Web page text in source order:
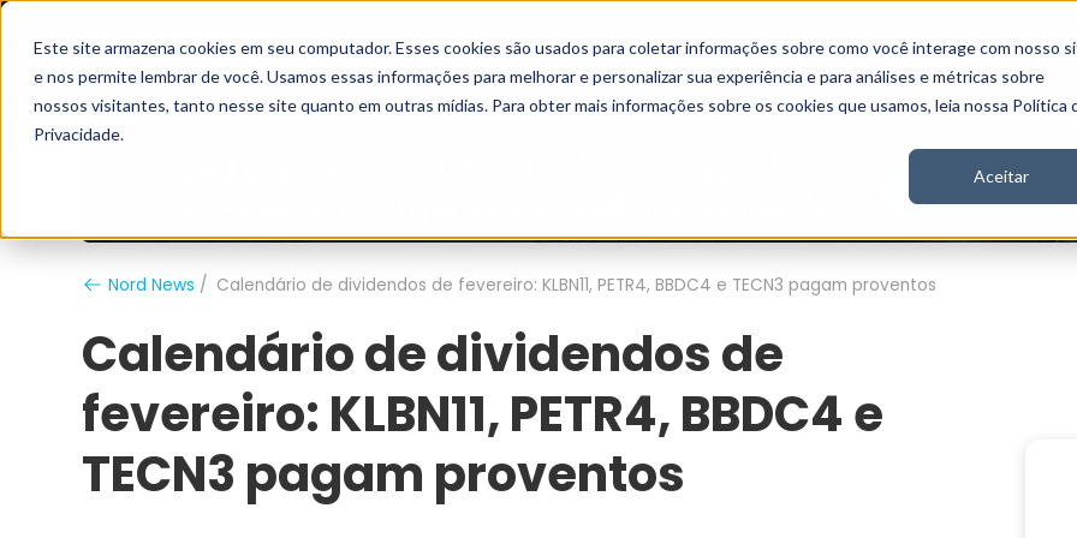
Este site armazena cookies em seu computador. Esses cookies são usados para coletar informações sobre como você interage com nosso
e nos permite lembrar de você. Usamos essas informações para melhorar e personalizar sua experiência e para análises e métricas sobre
nossos visitantes, tanto nesse site quanto em outras mídias. Para obter mais informações sobre os cookies que usamos, leia nossa Política
Privacidade.
Aceitar
Grupo Nord Analistas Vídeos Stories Inscreva-se
Nord News Calendário de dividendos de fevereiro: KLBN11, PETR4, BBDC4 e TECN3 pagam proventos
Calendário de dividendos de
fevereiro: KLBN11, PETR4, BBDC4 e
TECN3 pagam proventos